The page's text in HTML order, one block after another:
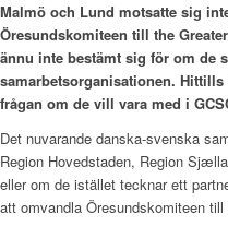
Malmö och Lund motsatte sig
Öresundskomiteen till the
ännu inte bestämt sig för om de
samarbetsorganisationen.
frågan om de vill vara med i
Det nuvarande danska-svenska
Region Hovedstaden, Region
eller om de istället tecknar ett
att omvandla Öresundskomiteen